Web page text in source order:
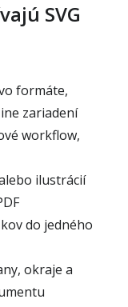
SVG
formáte,
zariadení
workflow,
ilustrácií
do jedného
okraje a